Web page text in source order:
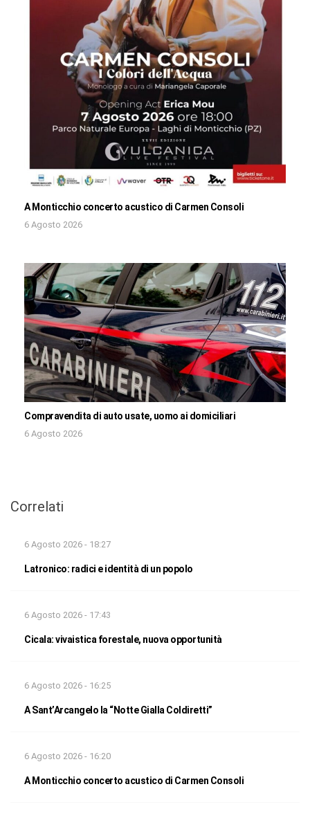
A Monticchio concerto acustico di Carmen Consoli
6 Agosto 2026
Compravendita di auto usate, uomo ai domiciliari
6 Agosto 2026
Correlati
6 Agosto 2026 - 18:27
Latronico: radici e identità di un popolo
6 Agosto 2026 - 17:43
Cicala: vivaistica forestale, nuova opportunità
6 Agosto 2026 - 16:25
A Sant’Arcangelo la “Notte Gialla Coldiretti”
6 Agosto 2026 - 16:20
A Monticchio concerto acustico di Carmen Consoli